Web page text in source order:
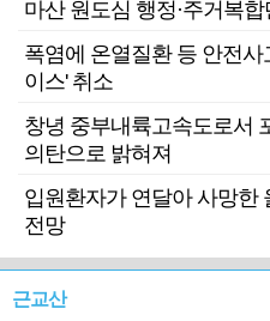
마산 원도심 행정·주거복
폭염에 온열질환 등 안전
이스' 취소
창녕 중부내륙고속도로서
의탄으로 밝혀져
입원환자가 연달아 사망한
전망
근교산